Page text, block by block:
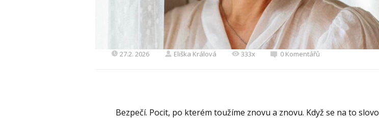
27.2. 2026 Eliška Králová 333x 0 Komentářů
Bezpečí. Pocit, po kterém toužíme znovu a znovu. Když se na to slovo